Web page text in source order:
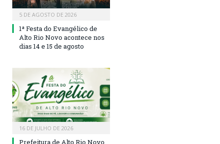
5 DE AGOSTO DE 2026
1ª Festa do Evangélico de
Alto Rio Novo acontece nos
dias 14 e 15 de agosto
16 DE JULHO DE 2026
Prefeitura de Alto Rio Novo